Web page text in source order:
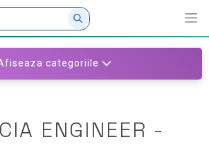
categoriile
ENGINEER -